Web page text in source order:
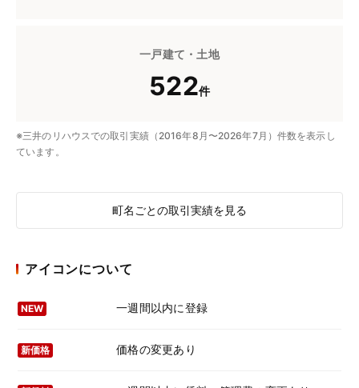
一戸建て・土地
522件
※三井のリハウスでの取引実績（2016年8月〜2026年7月）件数を表示し
ています。
町名ごとの取引実績を見る
アイコンについて
NEW 一週間以内に登録
新価格 価格の変更あり